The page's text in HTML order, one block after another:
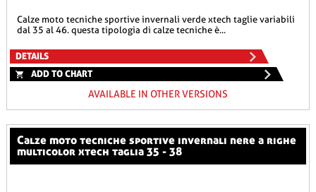
calze moto tecniche sportive invernali verde xtech taglie variabili
dal 35 al 46. questa tipologia di calze tecniche è...
DETAILS
ADD TO CHART
AVAILABLE IN OTHER VERSIONS
calze moto tecniche sportive invernali nere a righe
multicolor xtech taglia 35 - 38